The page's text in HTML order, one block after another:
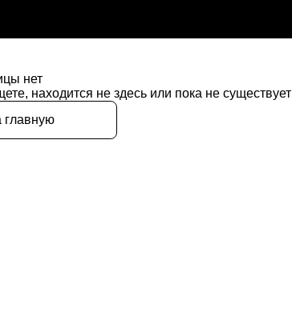
нет
находится не здесь или пока не существует
главную